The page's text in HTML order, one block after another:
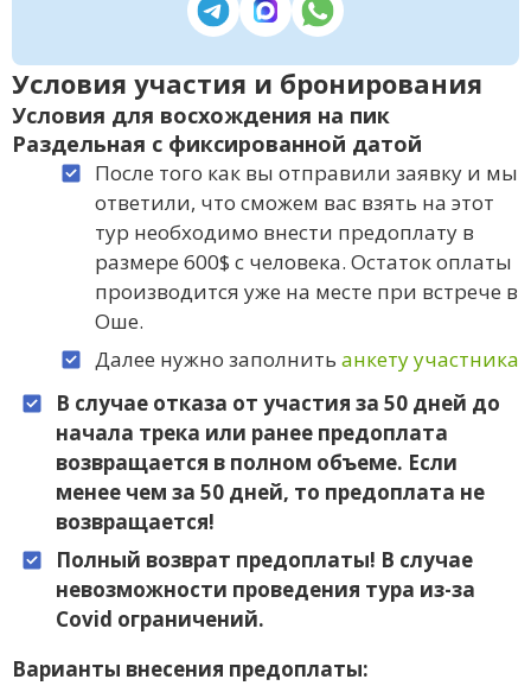
Условия участия и бронирования
Условия для восхождения на пик
Раздельная с фиксированной датой
После того как вы отправили заявку и мы
ответили, что сможем вас взять на этот
тур необходимо внести предоплату в
размере 600$ c человека. Остаток оплаты
производится уже на месте при встрече в
Оше.
Далее нужно заполнить анкету участника
В случае отказа от участия за 50 дней до
начала трека или ранее предоплата
возвращается в полном объеме. Если
менее чем за 50 дней, то предоплата не
возвращается!
Полный возврат предоплаты! В случае
невозможности проведения тура из-за
Covid ограничений.
Варианты внесения предоплаты: